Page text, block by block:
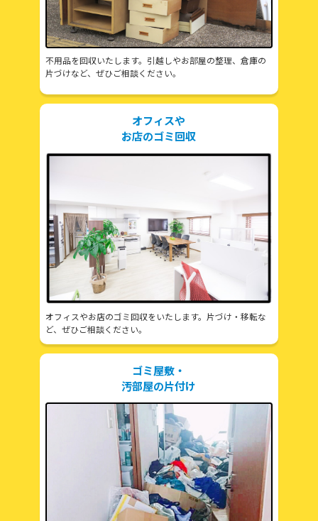
不用品を回収いたします。引越しやお部屋の整理、倉庫の
片づけなど、ぜひご相談ください。
オフィスや
お店のゴミ回収
オフィスやお店のゴミ回収をいたします。片づけ・移転な
ど、ぜひご相談ください。
ゴミ屋敷・
汚部屋の片付け